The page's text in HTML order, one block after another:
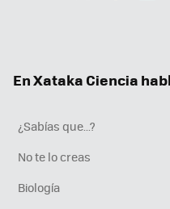
En Xataka Ciencia
¿Sabías que...?
No te lo creas
Biología